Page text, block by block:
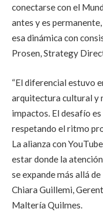
conectarse con el
antes y es
esa dinámica con
Prosen, Strategy
“El diferencial estuvo
arquitectura cultural y
impactos. El desafío
respetando el ritmo
La alianza con
estar donde la
se expande más allá
Chiara Guillemi,
Maltería Quilmes.